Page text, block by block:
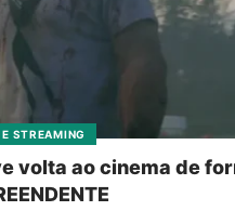
STREAMING
volta ao cinema de